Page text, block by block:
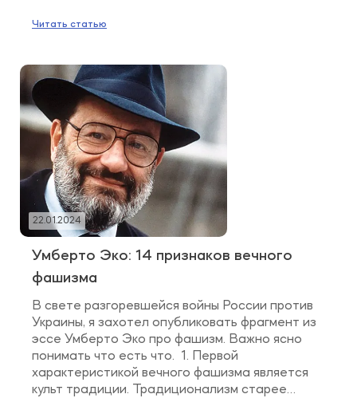
психологические феномены. Потому что они
Психотерапия способствует формированию
новых связей в […]
Читать статью
22.01.2024
Умберто Эко: 14 признаков вечного
фашизма
В свете разгоревшейся войны России против
Украины, я захотел опубликовать фрагмент из
эссе Умберто Эко про фашизм. Важно ясно
понимать что есть что. 1. Первой
характеристикой вечного фашизма является
культ традиции. Традиционализм старее